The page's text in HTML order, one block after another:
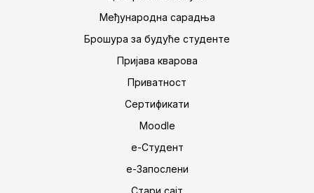
Међународна сарадња
Брошура за будуће студенте
Пријава кварова
Приватност
Сертификати
Moodle
е-Студент
е-Запослени